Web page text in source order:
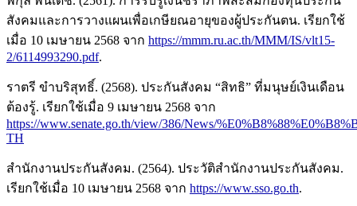
สังคมและการวางแผนเพื่อเกษียณอายุของผู้ประกันตน. เรียกใช้
เมื่อ 10 เมษายน 2568 จาก https://mmm.ru.ac.th/MMM/IS/vlt15-
2/6114993290.pdf.
ราตรี ขำบริสุทธิ์. (2568). ประกันสังคม “สิทธิ” ที่มนุษย์เงินเดือน
ต้องรู้. เรียกใช้เมื่อ 9 เมษายน 2568 จาก
https://www.senate.go.th/view/386/News/
TH
สำนักงานประกันสังคม. (2564). ประวัติสำนักงานประกันสังคม.
เรียกใช้เมื่อ 10 เมษายน 2568 จาก https://www.sso.go.th.